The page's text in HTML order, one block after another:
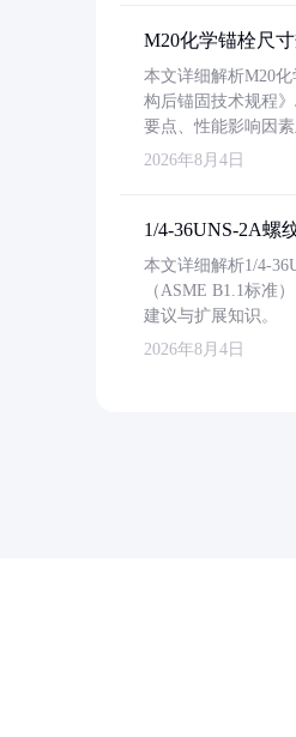
M20化学锚栓尺
本文详细解析M20
构后锚固技术规程
要点、性能影响因
2026年8月4日
1/4-36UNS-2A螺
本文详细解析1/4-
（ASME B1.1标准
建议与扩展知识。
2026年8月4日